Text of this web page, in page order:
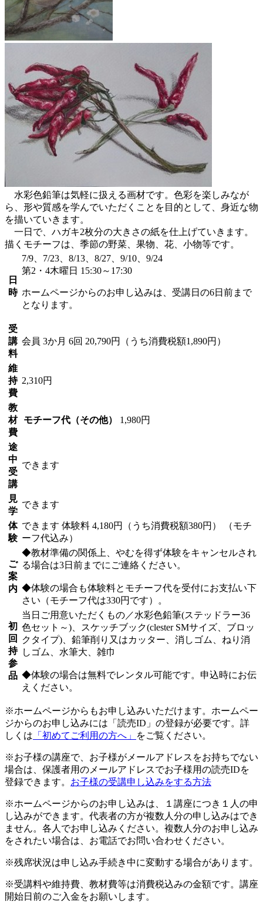
水彩色鉛筆は気軽に扱える画材です。色彩を楽しみなが
ら、形や質感を学んでいただくことを目的として、身近な物
を描いていきます。
一日で、ハガキ2枚分の大きさの紙を仕上げていきます。
描くモチーフは、季節の野菜、果物、花、小物等です。
日
時
7/9、7/23、8/13、8/27、9/10、9/24
第2・4木曜日 15:30～17:30
ホームページからのお申し込みは、受講日の6日前まで
となります。
受
講
料
会員 3か月 6回 20,790円（うち消費税額1,890円）
維
持
費
2,310円
教
材
費
モチーフ代（その他） 1,980円
途
中
受
講
できます
見
学
できます
体
験
できます 体験料 4,180円（うち消費税額380円）
（モチ
ーフ代込み）
ご
案
内
◆教材準備の関係上、やむを得ず体験をキャンセルされ
る場合は3日前までにご連絡ください。
◆体験の場合も体験料とモチーフ代を受付にお支払い下
さい（モチーフ代は330円です）。
初
回
持
参
品
当日ご用意いただくもの／水彩色鉛筆(ステッドラー36
色セット～)、スケッチブック(clester SMサイズ、ブロッ
クタイプ)、鉛筆削り又はカッター、消しゴム、ねり消
しゴム、水筆大、雑巾
◆体験の場合は無料でレンタル可能です。申込時にお伝
えください。
※ホームページからもお申し込みいただけます。ホームペー
ジからのお申し込みには「読売ID」の登録が必要です。詳
しくは 「初めてご利用の方へ」 をご覧ください。
※お子様の講座で、お子様がメールアドレスをお持ちでない
場合は、保護者用のメールアドレスでお子様用の読売IDを
登録できます。 お子様の受講申し込みをする方法
※ホームページからのお申し込みは、１講座につき１人の申
し込みができます。代表者の方が複数人分の申し込みはでき
ません。各人でお申し込みください。複数人分のお申し込み
をされたい場合は、お電話でお問い合わせください。
※残席状況は申し込み手続き中に変動する場合があります。
※受講料や維持費、教材費等は消費税込みの金額です。講座
開始日前のご入金をお願いします。